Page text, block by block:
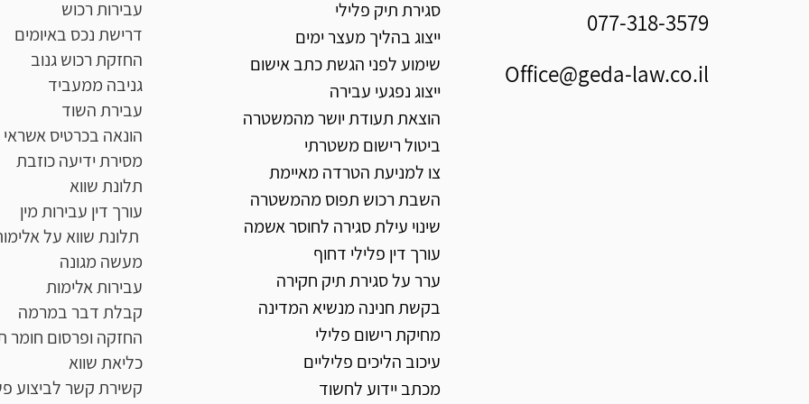
עבירות רכוש
דרישת נכס באיומים
החזקת רכוש גנוב
גניבה ממעביד
עבירת השוד
הונאה בכרטיס אשראי
מסירת ידיעה כוזבת
תלונת שווא
עורך דין עבירות מין
מעשה מגונה
עבירות אלימות
קבלת דבר במרמה
החזקה ופרסום חומר
כליאת שווא
קשירת קשר לביצוע
סגירת תיק פלילי
ייצוג בהליך מעצר ימים
שימוע לפני הגשת כתב אישום
ייצוג נפגעי עבירה
הוצאת תעודת יושר מהמשטרה
ביטול רישום משטרתי
צו למניעת הטרדה מאיימת
השבת רכוש תפוס מהמשטרה
שינוי עילת סגירה לחוסר אשמה
עורך דין פלילי דחוף
ערר על סגירת תיק חקירה
בקשת חנינה מנשיא המדינה
מחיקת רישום פלילי
עיכוב הליכים פליליים
מכתב יידוע לחשוד
077-318-3579
Office@geda-law.co.il